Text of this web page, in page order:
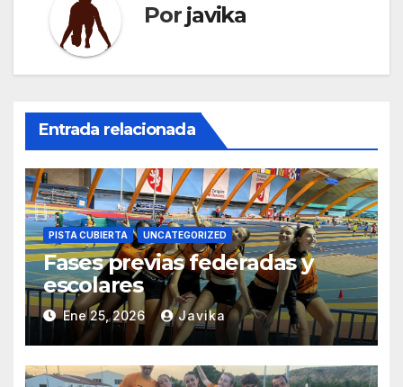
Por javika
Entrada relacionada
PISTA CUBIERTA UNCATEGORIZED
Fases previas federadas y
escolares
Ene 25, 2026 Javika